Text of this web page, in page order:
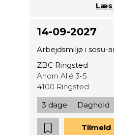
Læs
14-09-2027
Arbejdsmiljø i
ZBC Ringsted
Ahorn Allé 3-5
4100 Ringsted
3 dage
Daghold
Tilmeld